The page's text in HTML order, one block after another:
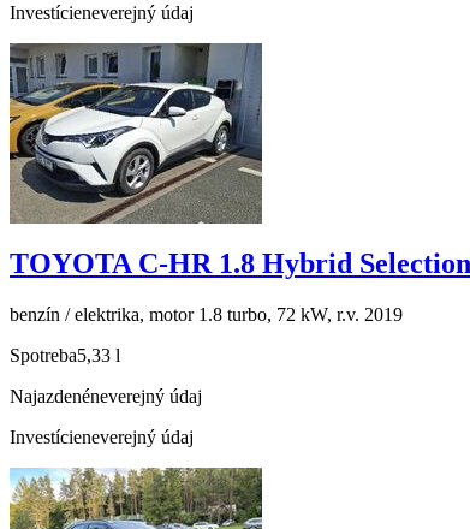
Investícieneverejný údaj
TOYOTA C-HR 1.8 Hybrid
benzín / elektrika, motor 1.8 turbo, 72 kW, r.v. 2019
Spotreba5,33 l
Najazdenéneverejný údaj
Investícieneverejný údaj